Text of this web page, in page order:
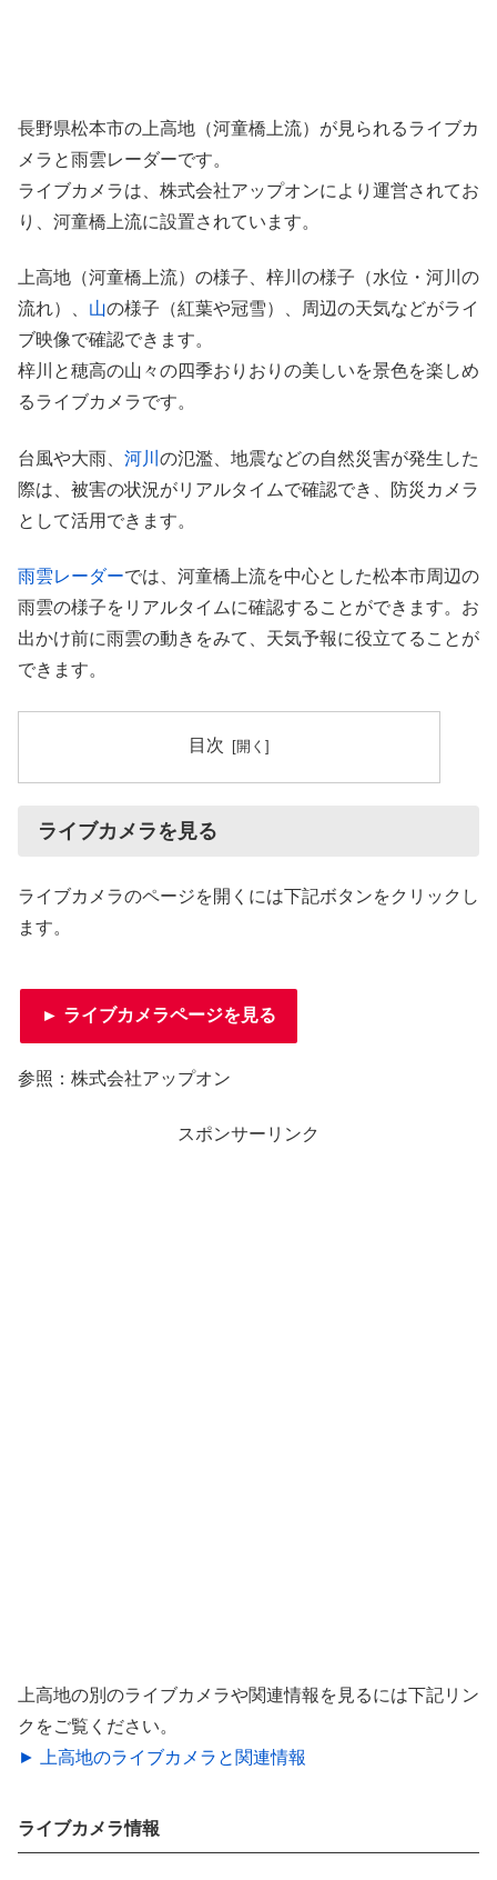
長野県松本市の上高地（河童橋上流）が見られるライブカ
メラと雨雲レーダーです。
ライブカメラは、株式会社アップオンにより運営されてお
り、河童橋上流に設置されています。
上高地（河童橋上流）の様子、梓川の様子（水位・河川の
流れ）、 山の様子（紅葉や冠雪）、周辺の天気などがライ
ブ映像で確認できます。
梓川と穂高の山々の四季おりおりの美しいを景色を楽しめ
るライブカメラです。
台風や大雨、 河川 の氾濫、地震などの自然災害が発生した
際は、被害の状況がリアルタイムで確認でき、防災カメラ
として活用できます。
雨雲レーダーでは、河童橋上流を中心とした松本市周辺の
雨雲の様子をリアルタイムに確認することができます。お
出かけ前に雨雲の動きをみて、天気予報に役立てることが
できます。
目次
ライブカメラを見る
ライブカメラのページを開くには下記ボタンをクリックし
ます。
► ライブカメラページを見る
参照：株式会社アップオン
スポンサーリンク
上高地の別のライブカメラや関連情報を見るには下記リン
クをご覧ください。
► 上高地のライブカメラと関連情報
ライブカメラ情報